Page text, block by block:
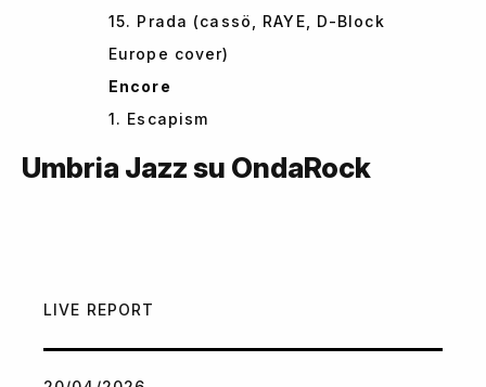
15. Prada (cassö, RAYE, D-Block
Europe cover)
Encore
1. Escapism
Umbria Jazz su OndaRock
LIVE REPORT